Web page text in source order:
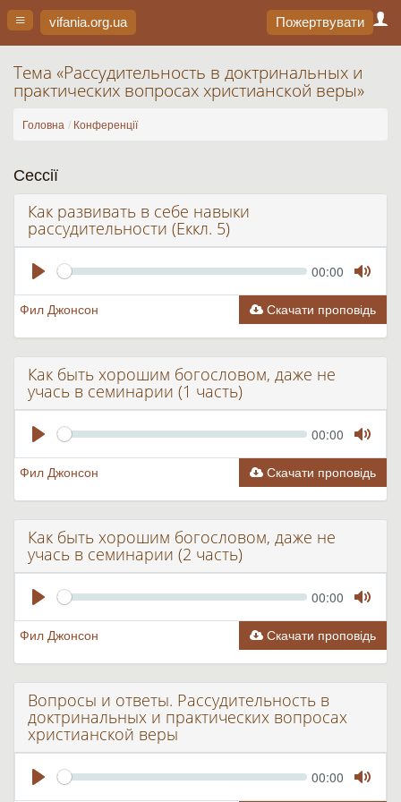
vifania.org.ua Пожертвувати
Тема «Рассудительность в доктринальных и
практических вопросах христианской веры»
Головна Конференції
Сессії
Как развивать в себе навыки
рассудительности (Еккл. 5)
Seek Current
00:00
Mute
Фил Джонсон Скачати проповідь
Как быть хорошим богословом, даже не
учась в семинарии (1 часть)
Seek Current
00:00
Mute
Фил Джонсон Скачати проповідь
Как быть хорошим богословом, даже не
учась в семинарии (2 часть)
Seek Current
00:00
Mute
Фил Джонсон Скачати проповідь
Вопросы и ответы. Рассудительность в
доктринальных и практических вопросах
христианской веры
Seek Current
00:00